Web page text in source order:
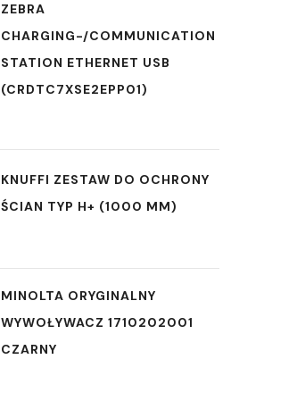
ZEBRA
CHARGING-/COMMUNICATION
STATION ETHERNET USB
(CRDTC7XSE2EPP01)
KNUFFI ZESTAW DO OCHRONY
ŚCIAN TYP H+ (1000 MM)
MINOLTA ORYGINALNY
WYWOŁYWACZ 1710202001
CZARNY